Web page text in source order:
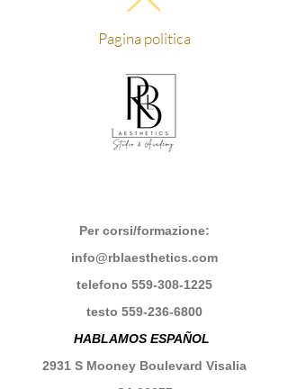
ricevere i tuoi articoli come previsto. Se
danneggiato, faremo del nostro meglio
Pagina politica
Per corsi/formazione:
info@rblaesthetics.com
telefono 559-308-1225
testo 559-236-6800
HABLAMOS ESPAÑOL
2931 S Mooney Boulevard Visalia